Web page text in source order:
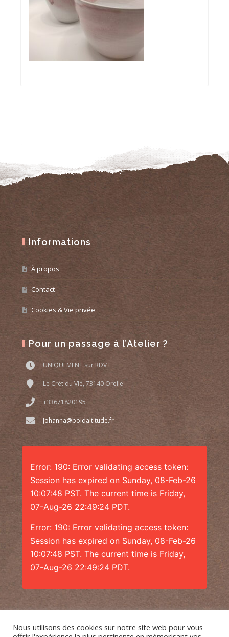
Informations
À propos
Contact
Cookies & Vie privée
Pour un passage à l’Atelier ?
UNIQUEMENT sur RDV !
Le Crêt du Vlé, 73140 Orelle
+33671820195
Johanna@boldaltitude.fr
Error: 190: Error validating access token:
Session has expired on Sunday, 08-Feb-26
10:07:48 PST. The current time is Friday,
07-Aug-26 22:49:24 PDT.
Error: 190: Error validating access token:
Session has expired on Sunday, 08-Feb-26
10:07:48 PST. The current time is Friday,
07-Aug-26 22:49:24 PDT.
Nous utilisons des cookies sur notre site web pour vous